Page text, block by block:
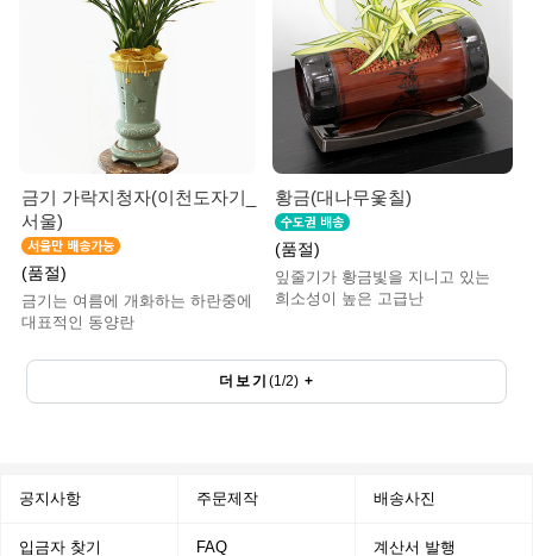
금기 가락지청자(이천도자기_
서울)
(품절)
금기는 여름에 개화하는 하란중에
대표적인 동양란
황금(대나무옻칠)
(품절)
잎줄기가 황금빛을 지니고 있는
희소성이 높은 고급난
더보기 (1 /2)+
공지사항 주문제작 배송사진
입금자 찾기 FAQ 계산서 발행